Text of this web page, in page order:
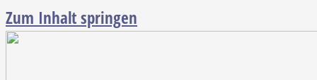
Zum Inhalt springen